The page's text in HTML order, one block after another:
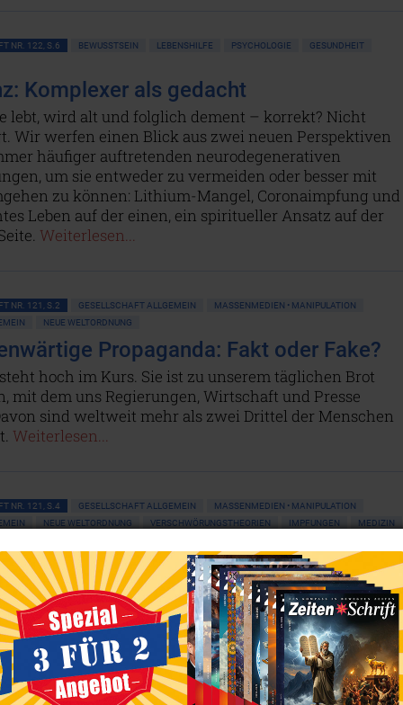
NR. 122, S.6 BEWUSSTSEIN LEBENSHILFE PSYCHOLOGIE
GESUNDHEIT
Komplexer als gedacht
lebt, wird alt und folglich dement – korrekt? Nicht
Wir werfen einen Blick aus zwei neuen Perspektiven
häufiger auftretenden neurodegenerativen
um sie entweder zu vermeiden oder besser mit
zu können: Lithium-Mangel, Coronaimpfung und
Leben auf der einen, ein spiritueller Ansatz auf der
Weiterlesen...
NR. 121, S.2 GESELLSCHAFT ALLGEMEIN
MASSENMEDIEN • MANIPULATION
NEUE WELTORDNUNG
Propaganda: Fakt oder Fake?
hoch im Kurs. Sie ist zu unserem täglichen Brot
mit dem uns Regierungen, Wirtschaft und Presse
sind weltweit mehr als zwei Drittel der Menschen
Weiterlesen...
NR. 121, S.4 GESELLSCHAFT ALLGEMEIN
MASSENMEDIEN • MANIPULATION
NEUE WELTORDNUNG VERSCHWÖRUNGSTHEORIEN IMPFUNGEN
MEDIZIN
UND ETHIK
Der Sündenfall der Politik
ist es her, seit die „Pandemie“ über die Welt
schonungslosen und ehrlichen Aufarbeitung ist die
noch weit entfernt. Sollten wir Bürger aus diesem
Trauma aber nicht unsere Lehren ziehen, könnten wir
Propagandamasche erneut zum Opfer fallen.